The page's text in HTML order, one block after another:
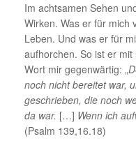
Im achtsamen Sehen
Wirken. Was er für mich
Leben. Und was er für
aufhorchen. So ist er
Wort mir gegenwärtig: „
noch nicht bereitet war,
geschrieben, die noch
da war. […] Wenn ich
(Psalm 139,16.18)